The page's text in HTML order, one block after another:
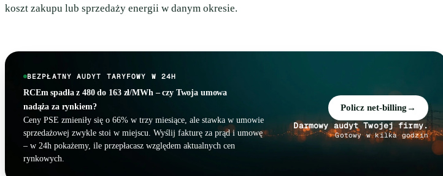
koszt zakupu lub sprzedaży energii w danym okresie.
BEZPŁATNY AUDYT TARYFOWY W 24H
RCEm spadła z 480 do 163 zł/MWh – czy Twoja umowa
nadąża za rynkiem?
Ceny PSE zmieniły się o 66% w trzy miesiące, ale stawka w umowie
sprzedażowej zwykle stoi w miejscu. Wyślij fakturę za prąd i umowę
– w 24h pokażemy, ile przepłacasz względem aktualnych cen
rynkowych.
Policz net-billing →
Darmowy audyt Twojej firmy.
Gotowy w kilka godzin